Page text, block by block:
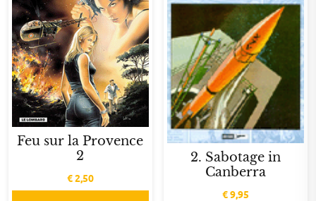
Feu sur la Provence
2
€2,50
2. Sabotage in
Canberra
€9,95